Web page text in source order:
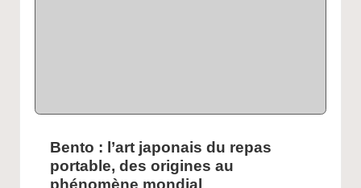
Bento : l’art japonais du repas
portable, des origines au